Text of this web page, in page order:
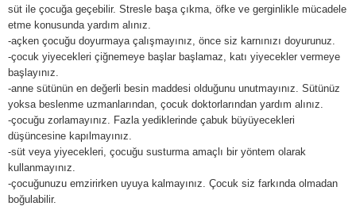
süt ile çocuğa geçebilir. Stresle başa çıkma, öfke ve gerginlikle mücadele
etme konusunda yardım alınız.
-açken çocuğu doyurmaya çalışmayınız, önce siz karnınızı doyurunuz.
-çocuk yiyecekleri çiğnemeye başlar başlamaz, katı yiyecekler vermeye
başlayınız.
-anne sütünün en değerli besin maddesi olduğunu unutmayınız. Sütünüz
yoksa beslenme uzmanlarından, çocuk doktorlarından yardım alınız.
-çocuğu zorlamayınız. Fazla yediklerinde çabuk büyüyecekleri
düşüncesine kapılmayınız.
-süt veya yiyecekleri, çocuğu susturma amaçlı bir yöntem olarak
kullanmayınız.
-çocuğunuzu emzirirken uyuya kalmayınız. Çocuk siz farkında olmadan
boğulabilir.